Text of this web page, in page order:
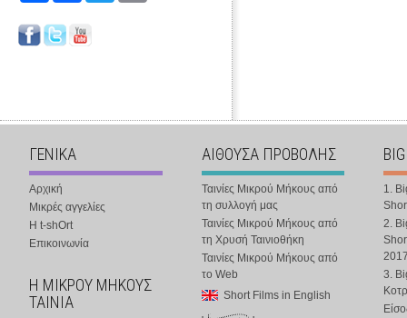
ΓΕΝΙΚΑ
Αρχική
Μικρές αγγελίες
Η t-shOrt
Επικοινωνία
Η ΜΙΚΡΟΥ ΜΗΚΟΥΣ
ΤΑΙΝΙΑ
ΑΙΘΟΥΣΑ ΠΡΟΒΟΛΗΣ
Ταινίες Μικρού Μήκους από
τη συλλογή μας
Ταινίες Μικρού Μήκους από
τη Χρυσή Ταινιοθήκη
Ταινίες Μικρού Μήκους από
το Web
Short Films in English
1.
2.
3.